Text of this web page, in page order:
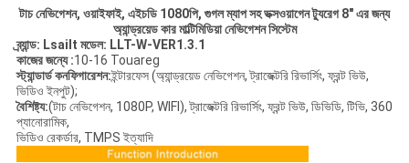
টাচ নেভিগেশন, ওয়াইফাই, এইচডি 1080পি, গুগল ম্যাপ সহ ভক্সওয়াগেন ট্যুরেগ 8" এর জন্য
অ্যান্ড্রয়েড কার মাল্টিমিডিয়া নেভিগেশন সিস্টেম
ব্র্যান্ড: Lsailt মডেল: LLT-W-VER1.3.1
কাজের জন্যে :10-16 Touareg
স্ট্যান্ডার্ড কনফিগারেশন:ইন্টারফেস (অ্যান্ড্রয়েড নেভিগেশন, ট্রাজেক্টরি রিভার্সিং, ফ্রন্ট ভিউ,
ভিডিও ইনপুট);
বৈশিষ্ট্য:(টাচ নেভিগেশন, 1080P, WIFI), ট্রাজেক্টরি রিভার্সিং, ফ্রন্ট ভিউ, ডিভিডি, টিভি, 360
প্যানোরামিক,
ভিডিও রেকর্ডার, TMPS ইত্যাদি